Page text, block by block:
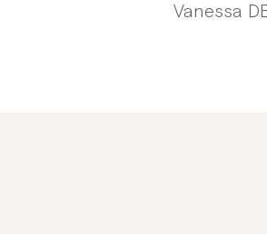
Vanessa